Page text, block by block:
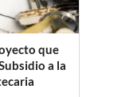
que
a la